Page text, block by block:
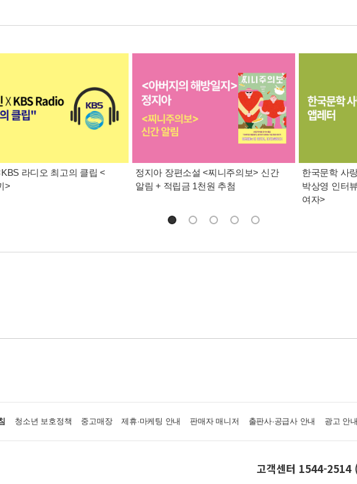
라디오 최고의 클립 <
>
정지아 장편소설 <찌니주의보> 신간
알림 + 적립금 1천원 추첨
한국문학 사
박상영 인터
여자>
청소년 보호정책 중고매장 제휴·마케팅 안내 판매자 매니저 출판사·공급사 안내 광고 안내
고객센터 1544-2514